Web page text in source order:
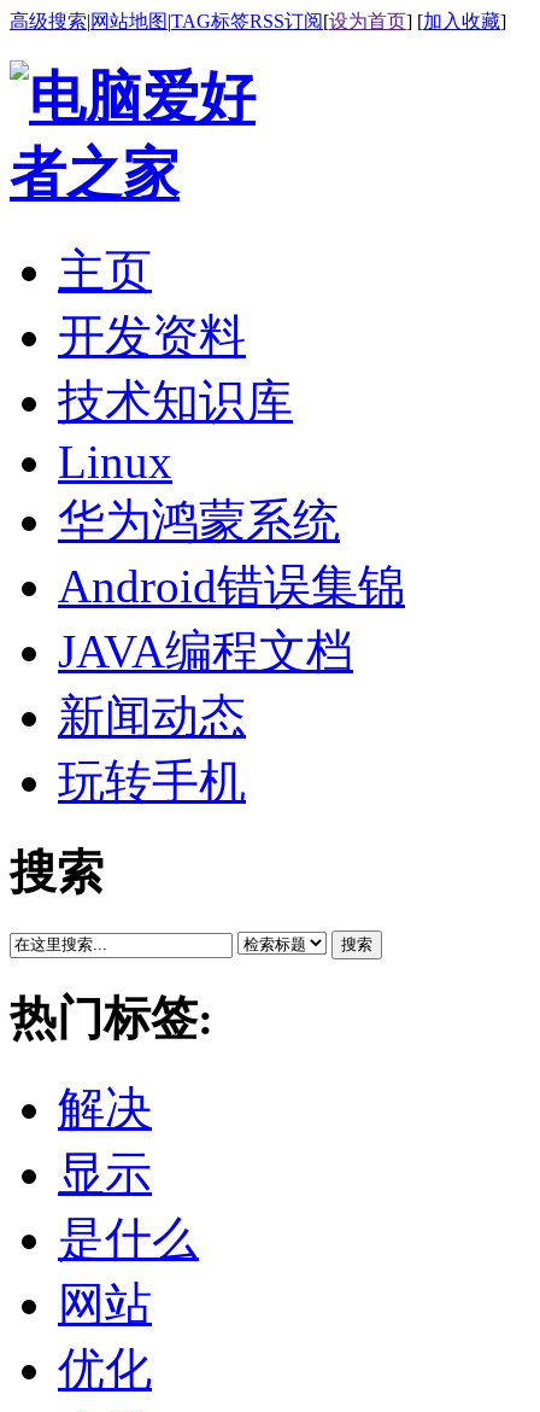
高级搜索|网站地图|TAG标签RSS订阅[设为首页] [加入收藏]
主页
开发资料
技术知识库
Linux
华为鸿蒙系统
Android错误集锦
JAVA编程文档
新闻动态
玩转手机
搜索
搜索
热门标签:
解决
显示
是什么
网站
优化